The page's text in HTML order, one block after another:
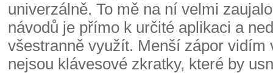
univerzálně. To mě na ní velmi
návodů je přímo k určité aplikaci a
všestranně využít. Menší zápor vidím
nejsou klávesové zkratky, které by